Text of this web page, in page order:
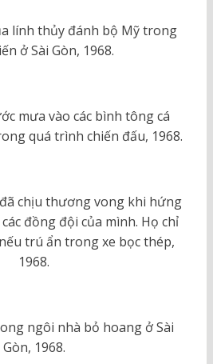
lính thủy đánh bộ Mỹ trong
ở Sài Gòn, 1968.
mưa vào các bình tông cá
quá trình chiến đấu, 1968.
chịu thương vong khi hứng
đồng đội của mình. Họ chỉ
trú ẩn trong xe bọc thép,
1968.
ngôi nhà bỏ hoang ở Sài
Gòn, 1968.